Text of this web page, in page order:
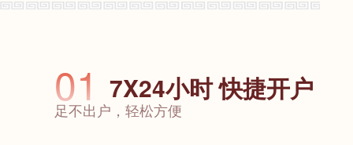
01 7X24小时 快捷开户
足不出户，轻松方便